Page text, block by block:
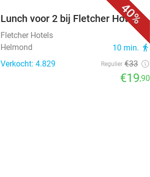
40%
Lunch voor 2 bij Fletcher Hotels
Fletcher Hotels
Helmond
10 min. directions_walk
Verkocht: 4.829 Regulier €33
€19,90